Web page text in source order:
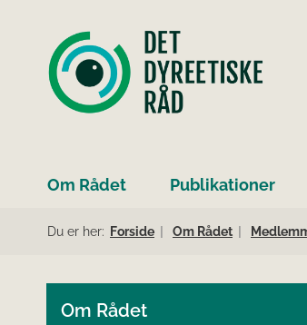
Om Rådet Publikationer
Du er her: Forside Om Rådet
Om Rådet